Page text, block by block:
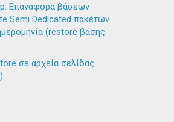
Επαναφορά βάσεων
Semi Dedicated πακέτων
(restore βάσης
σε αρχεία σελίδας